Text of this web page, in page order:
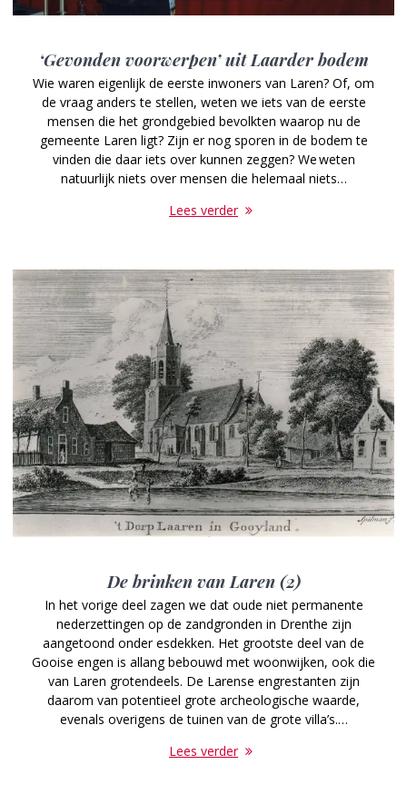
‘Gevonden voorwerpen’ uit Laarder bodem
Wie waren eigenlijk de eerste inwoners van Laren? Of, om
de vraag anders te stellen, weten we iets van de eerste
mensen die het grondgebied bevolkten waarop nu de
gemeente Laren ligt? Zijn er nog sporen in de bodem te
vinden die daar iets over kunnen zeggen? We weten
natuurlijk niets over mensen die helemaal niets…
Lees verder
De brinken van Laren (2)
In het vorige deel zagen we dat oude niet permanente
nederzettingen op de zandgronden in Drenthe zijn
aangetoond onder esdekken. Het grootste deel van de
Gooise engen is allang bebouwd met woonwijken, ook die
van Laren grotendeels. De Larense engrestanten zijn
daarom van potentieel grote archeologische waarde,
evenals overigens de tuinen van de grote villa’s.…
Lees verder